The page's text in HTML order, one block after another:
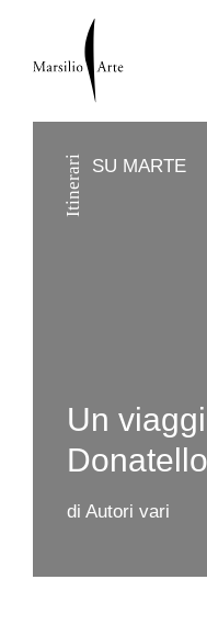
Itinerari SU MARTE
Un
Donatello
di Autori vari